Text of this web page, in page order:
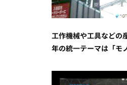
工作機械や工具などの
年の統一テーマは「